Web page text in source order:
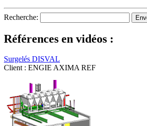
Recherche:
Références en vidéos :
Surgelés DISVAL
Client : ENGIE AXIMA REF